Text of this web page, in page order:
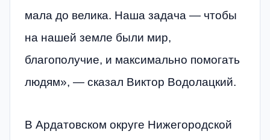
мала до велика. Наша задача — чтобы
на нашей земле были мир,
благополучие, и максимально помогать
людям», — сказал Виктор Водолацкий.
В Ардатовском округе Нижегородской